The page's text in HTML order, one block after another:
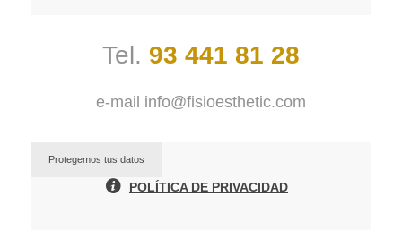
Tel. 93 441 81 28
e-mail info@fisioesthetic.com
Protegemos tus datos
POLÍTICA DE PRIVACIDAD